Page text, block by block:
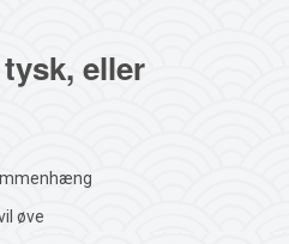
eller
øve